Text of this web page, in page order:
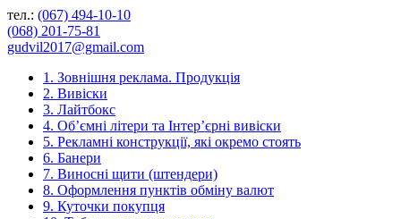
тел.: (067) 494-10-10
(068) 201-75-81
gudvil2017@gmail.com
1. Зовнішня реклама. Продукція
2. Вивіски
3. Лайтбокс
4. Об’ємні літери та Інтер’єрні вивіски
5. Рекламні конструкції, які окремо стоять
6. Банери
7. Виносні щити (штендери)
8. Оформлення пунктів обміну валют
9. Куточки покупця